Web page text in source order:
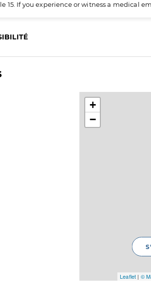
15. If you experience or witness a medical
+
−
Leaflet | ©